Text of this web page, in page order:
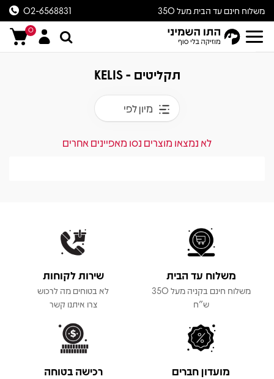
משלוח חינם עד הבית מעל 350
ש״ח
02-6568831
0
תקליטים - KELIS
מיון לפי
לא נמצאו מוצרים נסו מאפיינים אחרים
משלוח עד הבית
משלוח חינם בקניה מעל 350
ש"ח
שירות לקוחות
לא בטוחים מה לרכוש
צרו איתנו קשר
מועדון חברים רכישה בטוחה